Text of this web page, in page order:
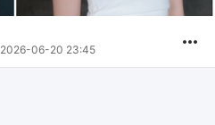
2026-06-20 23:45